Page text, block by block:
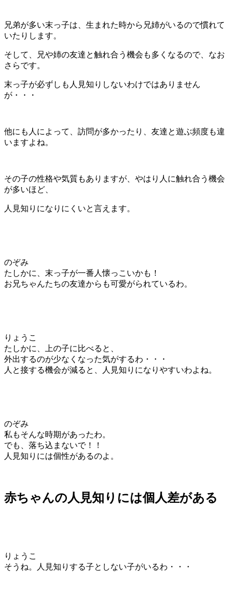
兄弟が多い末っ子は、生まれた時から兄姉がいるので慣れて
いたりします。
そして、兄や姉の友達と触れ合う機会も多くなるので、なお
さらです。
末っ子が必ずしも人見知りしないわけではありません
が・・・
他にも人によって、訪問が多かったり、友達と遊ぶ頻度も違
いますよね。
その子の性格や気質もありますが、やはり人に触れ合う機会
が多いほど、
人見知りになりにくいと言えます。
のぞみ
たしかに、末っ子が一番人懐っこいかも！
お兄ちゃんたちの友達からも可愛がられているわ。
りょうこ
たしかに、上の子に比べると、
外出するのが少なくなった気がするわ・・・
人と接する機会が減ると、人見知りになりやすいわよね。
のぞみ
私もそんな時期があったわ。
でも、落ち込まないで！！
人見知りには個性があるのよ。
赤ちゃんの人見知りには個人差がある
りょうこ
そうね。人見知りする子としない子がいるわ・・・